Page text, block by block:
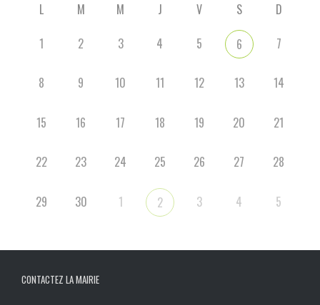
L M M J V S
D
1
2 3 4 5 6 7
8 9 10 11 12 13 14
15 16 17 18 19 20 21
22 23 24 25 26 27 28
29 30 1 2 3 4 5
CONTACTEZ LA MAIRIE